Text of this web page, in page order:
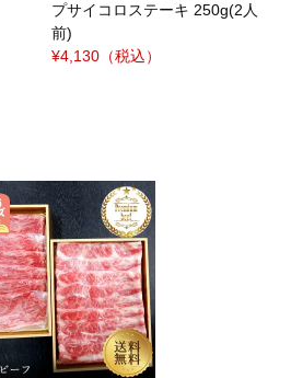
プサイコロステーキ 250g(2人
前)
¥4,130 （税込）